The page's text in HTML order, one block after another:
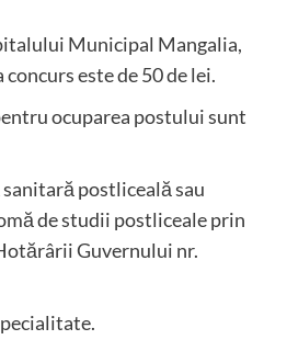
Municipal Mangalia,
este de 50 de lei.
ocuparea postului sunt
postliceală sau
de studii postliceale prin
Guvernului nr.